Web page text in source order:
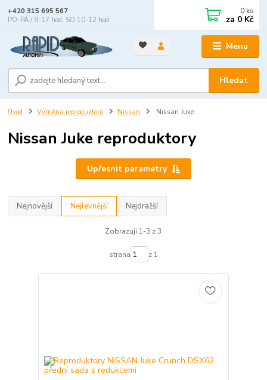
Menu
Hledat
+420 315 695 567
PO-PÁ / 9-17 hod, SO 10-12 hod
0 ks
za 0 Kč
Úvod Výměna reproduktorů Nissan Nissan Juke
Nissan Juke reproduktory
Upřesnit parametry
Nejnovější Nejlevnější Nejdražší
Zobrazuji 1-3 z 3
strana z 1